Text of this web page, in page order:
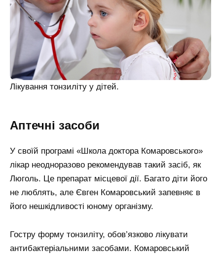
Лікування тонзиліту у дітей.
Аптечні засоби
У своїй програмі «Школа доктора Комаровського»
лікар неодноразово рекомендував такий засіб, як
Люголь. Це препарат місцевої дії. Багато діти його
не люблять, але Євген Комаровський запевняє в
його нешкідливості юному організму.
Гостру форму тонзиліту, обов’язково лікувати
антибактеріальними засобами. Комаровський